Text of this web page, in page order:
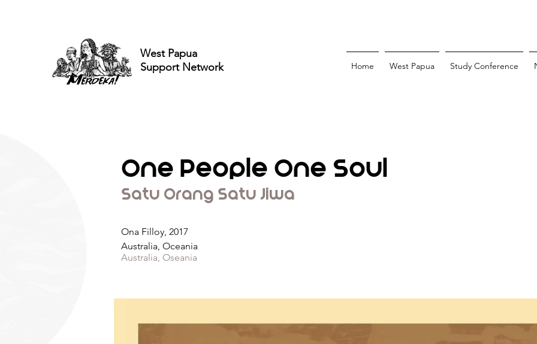
West Papua
Support Network
Home West Papua Study Conference
One People One Soul
Satu Orang Satu Jiwa
Ona Filloy, 2017
Australia, Oceania
Australia, Oseania